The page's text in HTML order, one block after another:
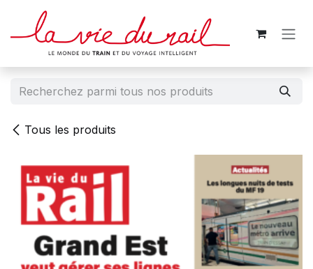
Se rendre au contenu
Tous les produits